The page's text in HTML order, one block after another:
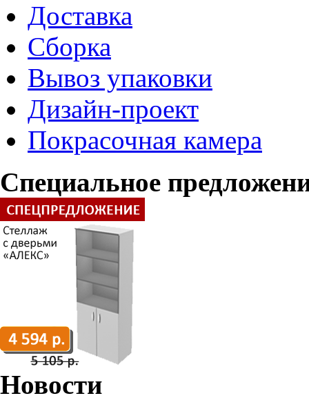
Доставка
Сборка
Вывоз упаковки
Дизайн-проект
Покрасочная камера
Специальное
Новости